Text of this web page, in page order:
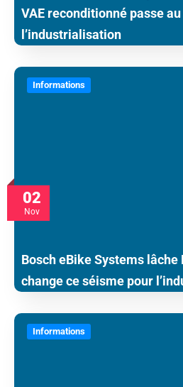
VAE reconditionné passe
l’industrialisation
02
Nov
Informations
Bosch eBike Systems lâche
change ce séisme pour
Informations